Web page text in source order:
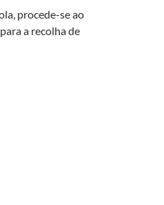
procede-se ao
a recolha de